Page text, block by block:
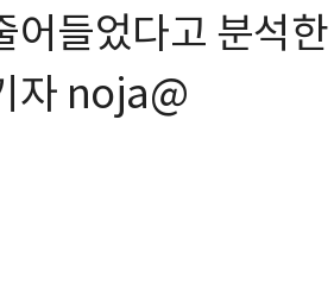
어들었다고 분석
자 noja@